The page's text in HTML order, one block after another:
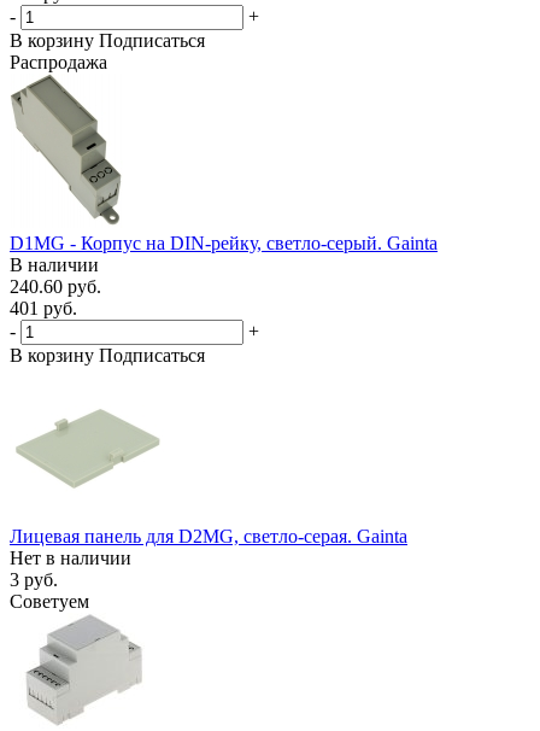
-
+
В корзину Подписаться
Распродажа
D1MG - Корпус на DIN-рейку, светло-серый. Gainta
В наличии
240.60 руб.
401 руб.
-
+
В корзину Подписаться
Лицевая панель для D2MG, светло-серая. Gainta
Нет в наличии
3 руб.
Советуем